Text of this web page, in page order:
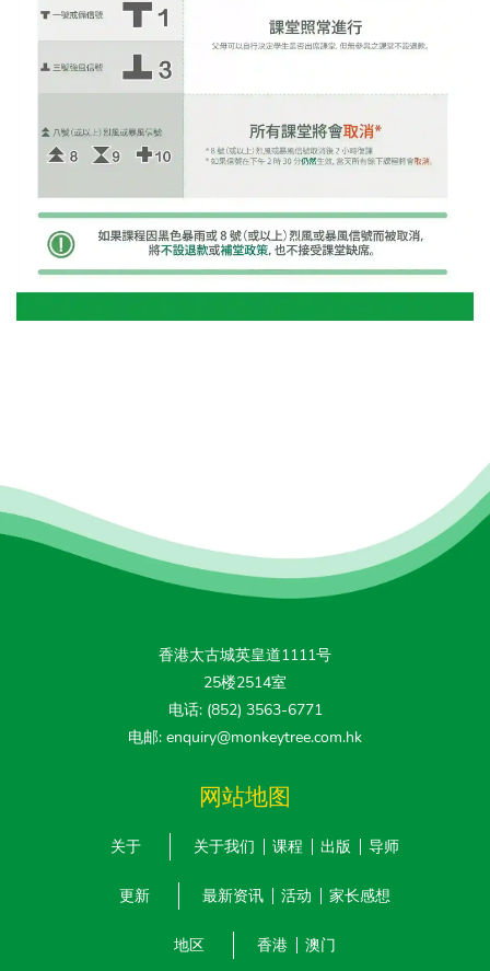
香港太古城英皇道1111号
25楼2514室
电话: (852) 3563-6771
电邮: enquiry@monkeytree.com.hk
网站地图
关于 关于我们 课程 出版 导师
更新 最新资讯 活动 家长感想
地区 香港 澳门